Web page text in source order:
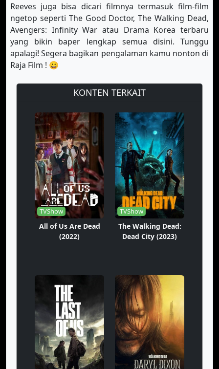
Reeves juga bisa dicari filmnya termasuk film-film
ngetop seperti The Good Doctor, The Walking Dead,
Avengers: Infinity War atau Drama Korea terbaru
yang bikin baper lengkap semua disini. Tunggu
apalagi! Segera bagikan pengalaman kamu nonton di
Raja Film ! 😀
KONTEN TERKAIT
TVShow
All of Us Are Dead
(2022)
TVShow
The Walking Dead:
Dead City (2023)